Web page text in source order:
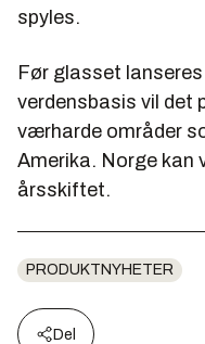
spyles.
Før glasset
verdensbasis vil det
værharde områder
Amerika. Norge kan
årsskiftet.
PRODUKTNYHETER
Del